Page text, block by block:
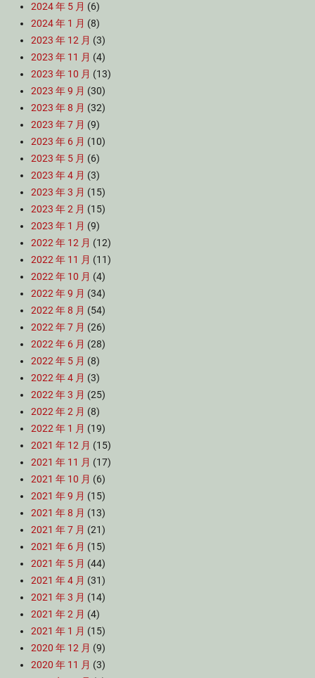
2024 年 5 月 (6)
2024 年 1 月 (8)
2023 年 12 月 (3)
2023 年 11 月 (4)
2023 年 10 月 (13)
2023 年 9 月 (30)
2023 年 8 月 (32)
2023 年 7 月 (9)
2023 年 6 月 (10)
2023 年 5 月 (6)
2023 年 4 月 (3)
2023 年 3 月 (15)
2023 年 2 月 (15)
2023 年 1 月 (9)
2022 年 12 月 (12)
2022 年 11 月 (11)
2022 年 10 月 (4)
2022 年 9 月 (34)
2022 年 8 月 (54)
2022 年 7 月 (26)
2022 年 6 月 (28)
2022 年 5 月 (8)
2022 年 4 月 (3)
2022 年 3 月 (25)
2022 年 2 月 (8)
2022 年 1 月 (19)
2021 年 12 月 (15)
2021 年 11 月 (17)
2021 年 10 月 (6)
2021 年 9 月 (15)
2021 年 8 月 (13)
2021 年 7 月 (21)
2021 年 6 月 (15)
2021 年 5 月 (44)
2021 年 4 月 (31)
2021 年 3 月 (14)
2021 年 2 月 (4)
2021 年 1 月 (15)
2020 年 12 月 (9)
2020 年 11 月 (3)